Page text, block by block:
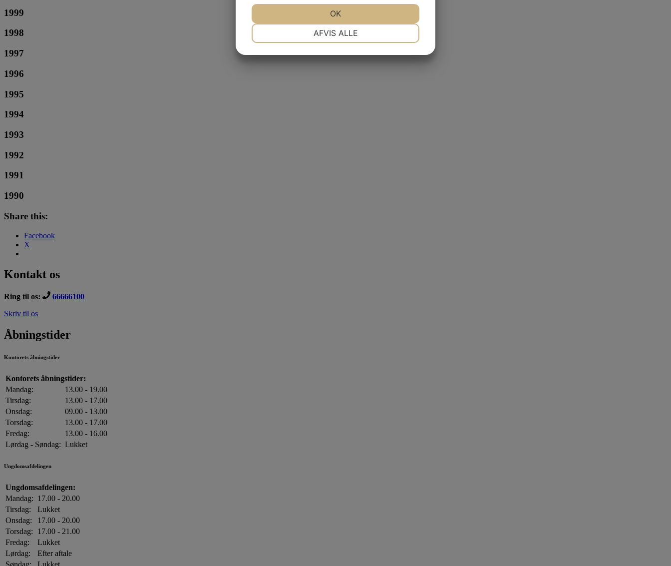
1999
1998
1997
1996
1995
1994
1993
1992
1991
1990
Share this:
Facebook
X
Kontakt os
Ring til os:
66666100
Skriv til os
Åbningstider
Kontorets åbningstider
Kontorets åbningstider:
Mandag:
13.00 - 19.00
Tirsdag:
13.00 - 17.00
Onsdag:
09.00 - 13.00
Torsdag:
13.00 - 17.00
Fredag:
13.00 - 16.00
Lørdag - Søndag: Lukket
Ungdomsafdelingen
Ungdomsafdelingen:
Mandag: 17.00 - 20.00
Tirsdag:
Lukket
Onsdag:
17.00 - 20.00
Torsdag:
17.00 - 21.00
Fredag:
Lukket
Lørdag:
Efter aftale
AFVIS ALLE
OK